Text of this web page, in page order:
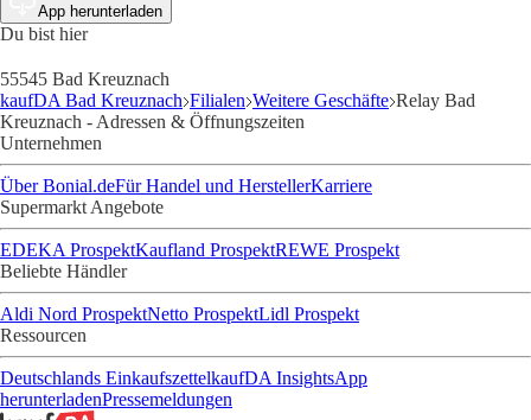
App herunterladen
Du bist hier
55545 Bad Kreuznach
kaufDA Bad Kreuznach Filialen Weitere Geschäfte Relay Bad
Kreuznach - Adressen & Öffnungszeiten
Unternehmen
Über Bonial.deFür Handel und HerstellerKarriere
Supermarkt Angebote
EDEKA ProspektKaufland ProspektREWE Prospekt
Beliebte Händler
Aldi Nord ProspektNetto ProspektLidl Prospekt
Ressourcen
Deutschlands EinkaufszettelkaufDA InsightsApp
herunterladenPressemeldungen